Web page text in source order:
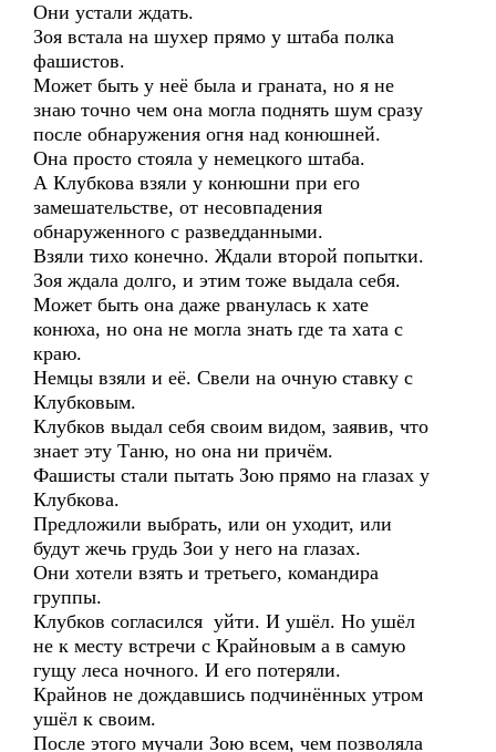
Они устали ждать.
Зоя встала на шухер прямо у штаба полка
фашистов.
Может быть у неё была и граната, но я не
знаю точно чем она могла поднять шум сразу
после обнаружения огня над конюшней.
Она просто стояла у немецкого штаба.
А Клубкова взяли у конюшни при его
замешательстве, от несовпадения
обнаруженного с разведданными.
Взяли тихо конечно. Ждали второй попытки.
Зоя ждала долго, и этим тоже выдала себя.
Может быть она даже рванулась к хате
конюха, но она не могла знать где та хата с
краю.
Немцы взяли и её. Свели на очную ставку с
Клубковым.
Клубков выдал себя своим видом, заявив, что
знает эту Таню, но она ни причём.
Фашисты стали пытать Зою прямо на глазах у
Клубкова.
Предложили выбрать, или он уходит, или
будут жечь грудь Зои у него на глазах.
Они хотели взять и третьего, командира
группы.
Клубков согласился уйти. И ушёл. Но ушёл
не к месту встречи с Крайновым а в самую
гущу леса ночного. И его потеряли.
Крайнов не дождавшись подчинённых утром
ушёл к своим.
После этого мучали Зою всем, чем позволяла